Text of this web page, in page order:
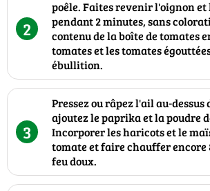
2
poêle. Faites revenir l'oignon
pendant 2 minutes, sans
contenu de la boîte de tomates
tomates et les tomates
ébullition.
3
Pressez ou râpez l'ail au-dessus
ajoutez le paprika et la poudre
Incorporer les haricots et le
tomate et faire chauffer encore
feu doux.